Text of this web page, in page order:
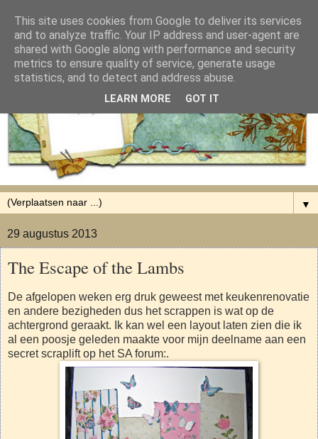
▼
29 augustus 2013
The Escape of the Lambs
De afgelopen weken erg druk geweest met keukenrenovatie
en andere bezigheden dus het scrappen is wat op de
achtergrond geraakt. Ik kan wel een layout laten zien die ik
al een poosje geleden maakte voor mijn deelname aan een
secret scraplift op het SA forum:.
This site uses cookies from Google to deliver its services
and to analyze traffic. Your IP address and user-agent are
shared with Google along with performance and security
metrics to ensure quality of service, generate usage
statistics, and to detect and address abuse.
LEARN MORE GOT IT